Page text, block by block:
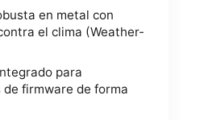
en metal con
el clima (Weather-
para
firmware de forma